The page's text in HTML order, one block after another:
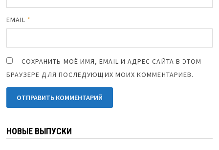
EMAIL *
СОХРАНИТЬ МОЁ ИМЯ, EMAIL И АДРЕС САЙТА В ЭТОМ
БРАУЗЕРЕ ДЛЯ ПОСЛЕДУЮЩИХ МОИХ КОММЕНТАРИЕВ.
НОВЫЕ ВЫПУСКИ